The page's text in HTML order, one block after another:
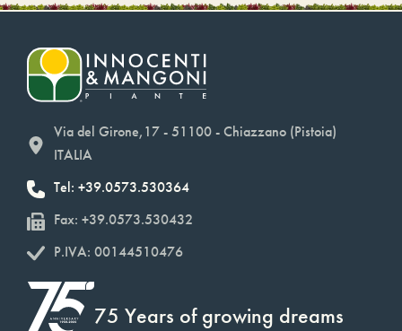
Via del Girone,17 - 51100 - Chiazzano (Pistoia)
ITALIA
Tel: +39.0573.530364
Fax: +39.0573.530432
P.IVA: 00144510476
75 Years of growing dreams